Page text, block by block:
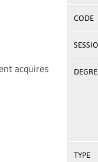
acquires
CODE
TYPE